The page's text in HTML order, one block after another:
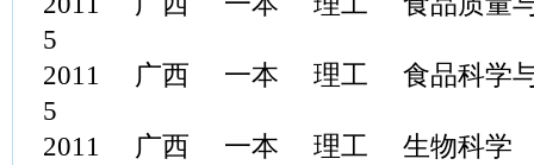
5
2011 广西 一本 理工 食品科学
5
2011 广西 一本 理工 生物科